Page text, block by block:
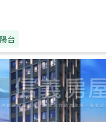
台